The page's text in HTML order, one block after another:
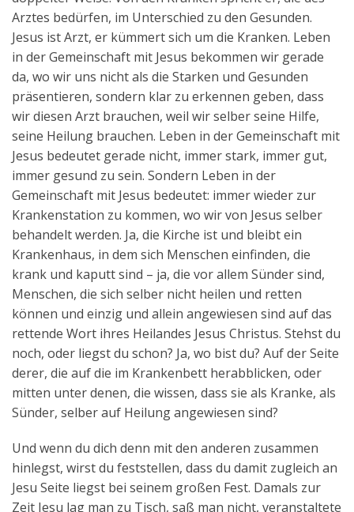
Arztes bedürfen, im Unterschied zu den Gesunden.
Jesus ist Arzt, er kümmert sich um die Kranken. Leben
in der Gemeinschaft mit Jesus bekommen wir gerade
da, wo wir uns nicht als die Starken und Gesunden
präsentieren, sondern klar zu erkennen geben, dass
wir diesen Arzt brauchen, weil wir selber seine Hilfe,
seine Heilung brauchen. Leben in der Gemeinschaft mit
Jesus bedeutet gerade nicht, immer stark, immer gut,
immer gesund zu sein. Sondern Leben in der
Gemeinschaft mit Jesus bedeutet: immer wieder zur
Krankenstation zu kommen, wo wir von Jesus selber
behandelt werden. Ja, die Kirche ist und bleibt ein
Krankenhaus, in dem sich Menschen einfinden, die
krank und kaputt sind – ja, die vor allem Sünder sind,
Menschen, die sich selber nicht heilen und retten
können und einzig und allein angewiesen sind auf das
rettende Wort ihres Heilandes Jesus Christus. Stehst du
noch, oder liegst du schon? Ja, wo bist du? Auf der Seite
derer, die auf die im Krankenbett herabblicken, oder
mitten unter denen, die wissen, dass sie als Kranke, als
Sünder, selber auf Heilung angewiesen sind?
Und wenn du dich denn mit den anderen zusammen
hinlegst, wirst du feststellen, dass du damit zugleich an
Jesu Seite liegst bei seinem großen Fest. Damals zur
Zeit Jesu lag man zu Tisch, saß man nicht, veranstaltete